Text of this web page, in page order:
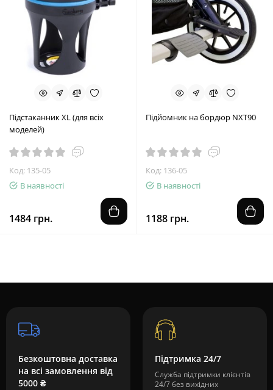
Підстаканник XL (для всіх
моделей)
Код: 135-05
В наявності
1484 грн.
Підйомник на бордюр NXT90
Код: 136-05
В наявності
1188 грн.
Безкоштовна доставка
на всі замовлення від
5000 ₴
Підтримка 24/7
Служба підтримки клієнтів
24/7 без вихідних